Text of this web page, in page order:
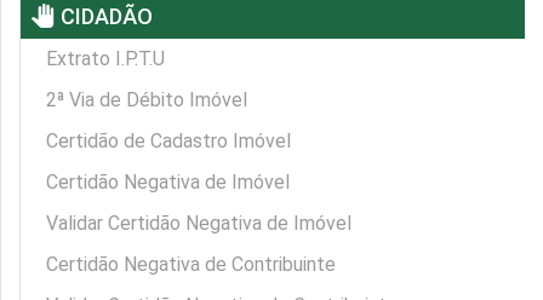
pan_tool CIDADÃO
Extrato I.P.T.U
2ª Via de Débito Imóvel
Certidão de Cadastro Imóvel
Certidão Negativa de Imóvel
Validar Certidão Negativa de Imóvel
Certidão Negativa de Contribuinte